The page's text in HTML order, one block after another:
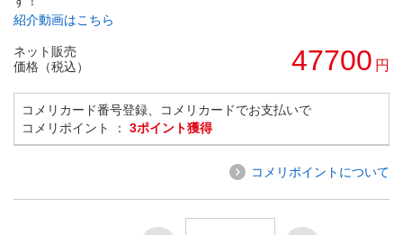
紹介動画はこちら
ネット販売
価格（税込）
47700 円
コメリカード番号登録、コメリカードでお支払いで
コメリポイント ： 3ポイント獲得
コメリポイントについて